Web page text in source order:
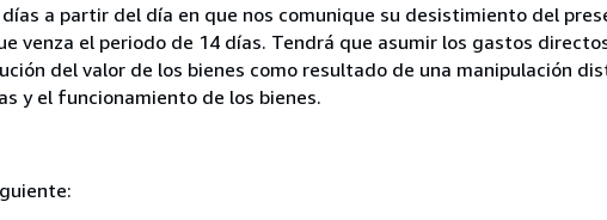
a partir del día en que nos comunique su desistimiento del
venza el periodo de 14 días. Tendrá que asumir los gastos
del valor de los bienes como resultado de una manipulación
y el funcionamiento de los bienes.